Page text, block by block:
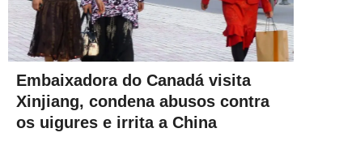
Embaixadora do Canadá visita
Xinjiang, condena abusos contra
os uigures e irrita a China